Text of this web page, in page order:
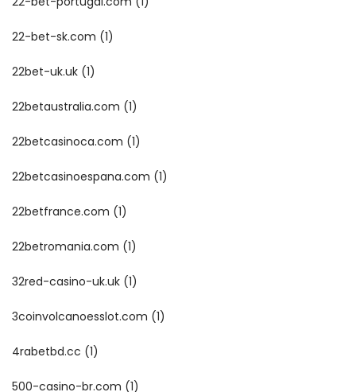
22-bet-sk.com (1)
22bet-uk.uk (1)
22betaustralia.com (1)
22betcasinoca.com (1)
22betcasinoespana.com (1)
22betfrance.com (1)
22betromania.com (1)
32red-casino-uk.uk (1)
3coinvolcanoesslot.com (1)
4rabetbd.cc (1)
500-casino-br.com (1)